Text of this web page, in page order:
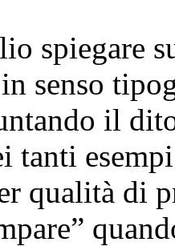
spiegare
senso
il
tanti
qualità di